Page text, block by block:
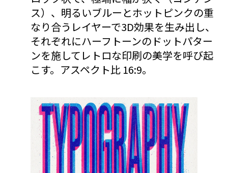
ス）、明るいブルーとホットピンクの重
なり合うレイヤーで3D効果を生み出し、
それぞれにハーフトーンのドットパター
ンを施してレトロな印刷の美学を呼び起
こす。アスペクト比 16:9。